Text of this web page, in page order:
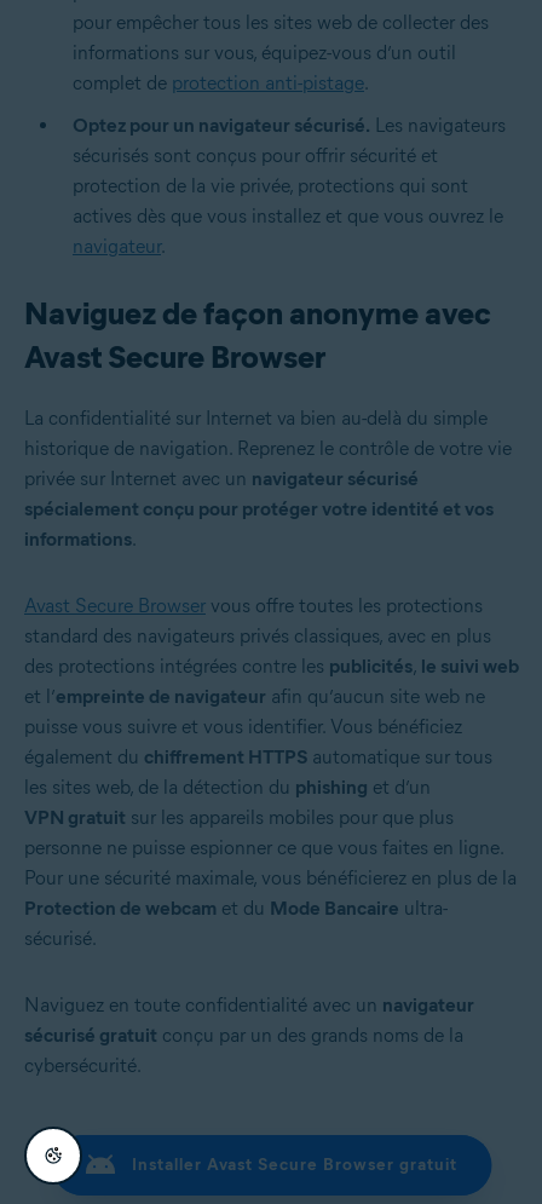
pour empêcher tous les sites web de collecter des
informations sur vous, équipez-vous d’un outil
complet de protection anti-pistage.
Optez pour un navigateur sécurisé. Les navigateurs
sécurisés sont conçus pour offrir sécurité et
protection de la vie privée, protections qui sont
actives dès que vous installez et que vous ouvrez le
navigateur.
Naviguez de façon anonyme avec
Avast Secure Browser
La confidentialité sur Internet va bien au-delà du simple
historique de navigation. Reprenez le contrôle de votre vie
privée sur Internet avec un navigateur sécurisé
spécialement conçu pour protéger votre identité et vos
informations.
Avast Secure Browser vous offre toutes les protections
standard des navigateurs privés classiques, avec en plus
des protections intégrées contre les publicités, le suivi web
et l’empreinte de navigateur afin qu’aucun site web ne
puisse vous suivre et vous identifier. Vous bénéficiez
également du chiffrement HTTPS automatique sur tous
les sites web, de la détection du phishing et d’un
VPN gratuit sur les appareils mobiles pour que plus
personne ne puisse espionner ce que vous faites en ligne.
Pour une sécurité maximale, vous bénéficierez en plus de la
Protection de webcam et du Mode Bancaire ultra-
sécurisé.
Naviguez en toute confidentialité avec un navigateur
sécurisé gratuit conçu par un des grands noms de la
cybersécurité.
Installer Avast Secure Browser gratuit